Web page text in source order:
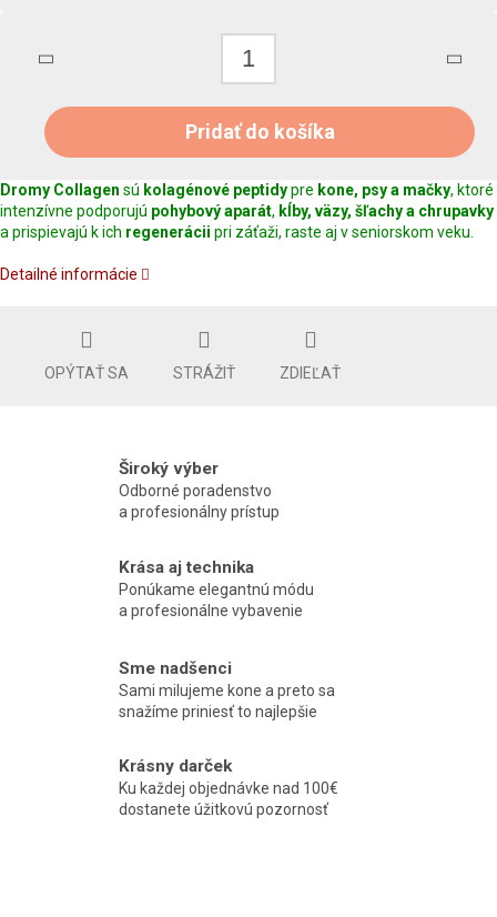
Pridať do košíka
Dromy Collagen sú kolagénové peptidypre kone, psy a mačky, ktoré
intenzívne podporujú pohybový aparát, kĺby, väzy, šľachy a chrupavky
a prispievajú k ich regenerácii pri záťaži, raste aj v seniorskom veku.
Detailné informácie
OPÝTAŤ SA STRÁŽIŤ ZDIEĽAŤ
Široký výber
Odborné poradenstvo
a profesionálny prístup
Krása aj technika
Ponúkame elegantnú módu
a profesionálne vybavenie
Sme nadšenci
Sami milujeme kone a preto sa
snažíme priniesť to najlepšie
Krásny darček
Ku každej objednávke nad 100€
dostanete úžitkovú pozornosť